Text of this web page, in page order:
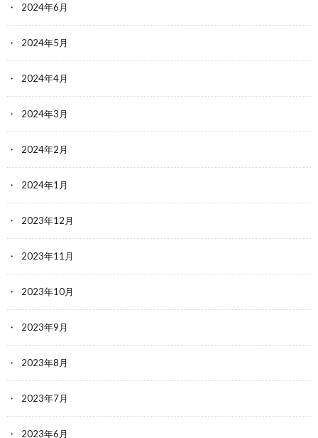
2024年6月
2024年5月
2024年4月
2024年3月
2024年2月
2024年1月
2023年12月
2023年11月
2023年10月
2023年9月
2023年8月
2023年7月
2023年6月